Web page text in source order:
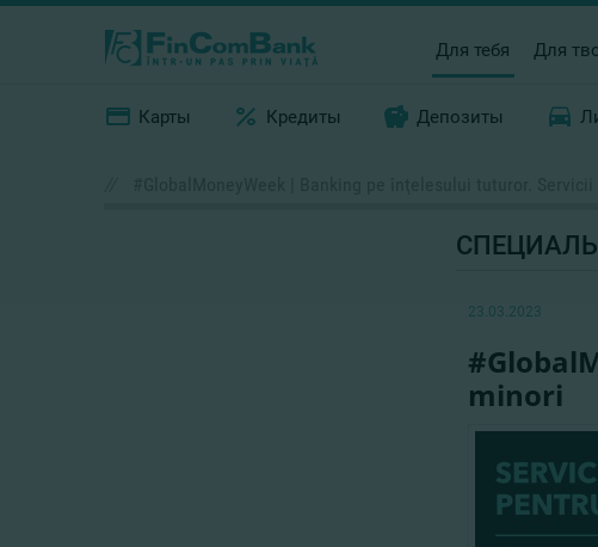
Для тебя Для
Карты Кредиты Депозиты
23.03.2023
minori